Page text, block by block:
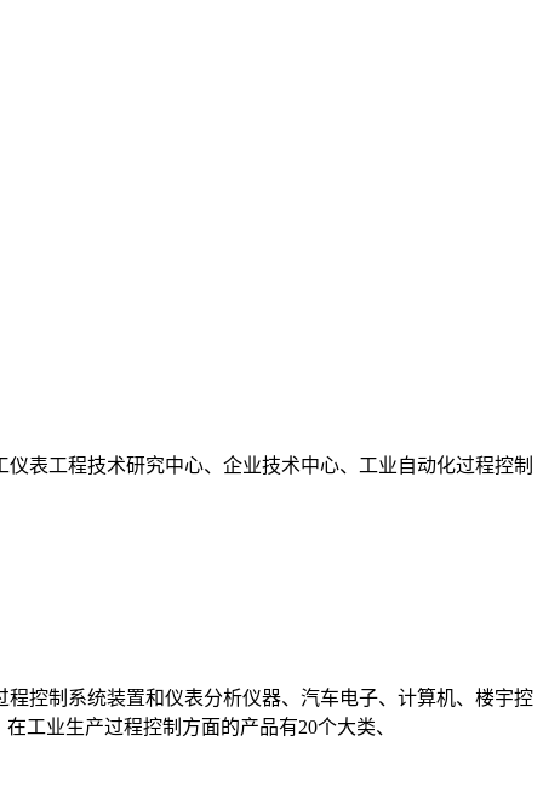
表工程技术研究中心、企业技术中心、工业自动化过程控制
控制系统装置和仪表分析仪器、汽车电子、计算机、楼宇控
工业生产过程控制方面的产品有20个大类、